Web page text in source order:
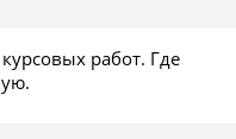
работ. Где